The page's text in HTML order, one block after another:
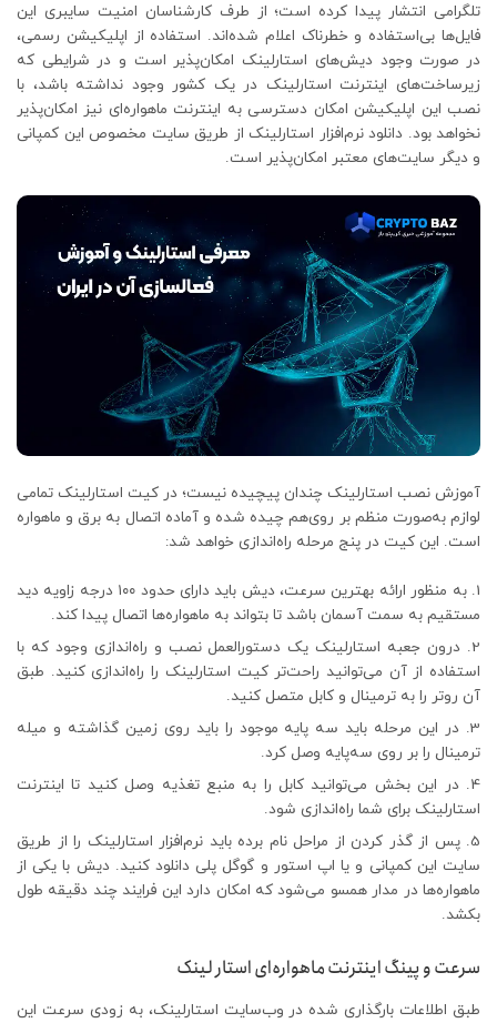
تلگرامی انتشار پیدا کرده است؛ از طرف کارشناسان امنیت سایبری این
فایل‌ها بی‌استفاده و خطرناک اعلام‌ شده‌اند. استفاده از اپلیکیشن رسمی،
در صورت وجود دیش‌های استارلینک امکان‌پذیر است و در شرایطی که
زیرساخت‌های اینترنت استارلینک در یک کشور وجود نداشته باشد، با
نصب این اپلیکیشن امکان دسترسی به اینترنت ماهواره‌ای نیز امکان‌پذیر
نخواهد بود. دانلود نرم‌افزار استارلینک از طریق سایت مخصوص این کمپانی
و دیگر سایت‌های معتبر امکان‌پذیر است.
آموزش نصب استارلینک چندان پیچیده نیست؛ در کیت استارلینک تمامی
لوازم به‌صورت منظم بر روی‌هم چیده شده و آماده اتصال به برق و ماهواره
است. این کیت در پنج مرحله راه‌اندازی خواهد شد:
به‌ منظور ارائه بهترین سرعت، دیش باید دارای حدود ۱۰۰ درجه زاویه دید
مستقیم به سمت آسمان باشد تا بتواند به ماهواره‌ها اتصال پیدا کند.
درون جعبه استارلینک یک دستورالعمل نصب و راه‌اندازی وجود که با
استفاده از آن می‌توانید راحت‌تر کیت استارلینک را راه‌اندازی کنید. طبق
آن روتر را به ترمینال و کابل متصل کنید.
در این مرحله باید سه‌ پایه موجود را باید روی زمین گذاشته و میله
ترمینال را بر روی سه‌پایه وصل کرد.
در این بخش می‌توانید کابل را به منبع تغذیه وصل کنید تا اینترنت
استارلینک برای شما راه‌اندازی شود.
پس از گذر کردن از مراحل نام‌ برده باید نرم‌افزار استارلینک را از طریق
سایت این کمپانی و یا اپ استور و گوگل پلی دانلود کنید. دیش با یکی از
ماهواره‌ها در مدار همسو می‌شود که امکان دارد این فرایند چند دقیقه طول
بکشد.
سرعت و پینگ اینترنت ماهواره‌ای استار لینک
طبق اطلاعات بارگذاری شده در وب‌سایت استارلینک، به‌ زودی سرعت این